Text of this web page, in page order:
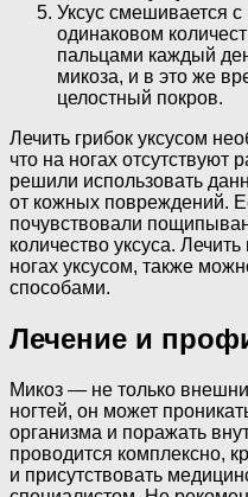
Уксус смешивается
одинаковом
пальцами каждый
микоза, и в это же
целостный покров.
Лечить грибок уксусом
что на ногах отсутствуют
решили использовать
от кожных повреждений.
почувствовали
количество уксуса.
ногах уксусом, также
способами.
Лечение и
Микоз — не только
ногтей, он может
организма и поражать
проводится комплексно,
и присутствовать